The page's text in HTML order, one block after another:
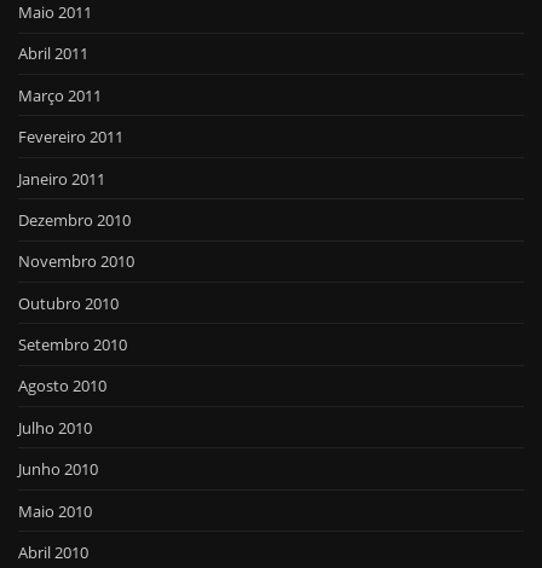
Maio 2011
Abril 2011
Março 2011
Fevereiro 2011
Janeiro 2011
Dezembro 2010
Novembro 2010
Outubro 2010
Setembro 2010
Agosto 2010
Julho 2010
Junho 2010
Maio 2010
Abril 2010